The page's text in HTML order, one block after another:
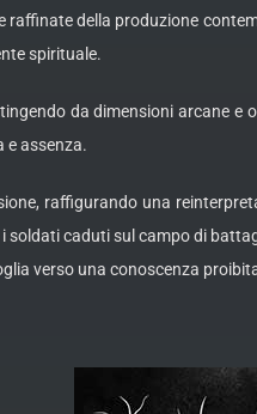
raffinate della produzione
spirituale.
da dimensioni arcane
e assenza.
raffigurando una
soldati caduti sul campo di
verso una conoscenza